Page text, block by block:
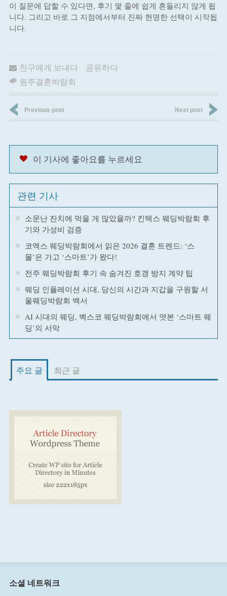
이 질문에 답할 수 있다면, 후기 몇 줄에 쉽게 흔들리지 않게 됩
니다. 그리고 바로 그 지점에서부터 진짜 현명한 선택이 시작됩
니다.
친구에게 보내다
공유하다
원주결혼박람회
Previous post Next post
이 기사에 좋아요를 누르세요
관련 기사
소문난 잔치에 먹을 게 많았을까? 킨텍스 웨딩박람회 후
기와 가성비 검증
코엑스 웨딩박람회에서 읽은 2026 결혼 트렌드: ‘스
몰’은 가고 ‘스마트’가 왔다!
전주 웨딩박람회 후기 속 숨겨진 호갱 방지 계약 팁
웨딩 인플레이션 시대, 당신의 시간과 지갑을 구원할 서
울웨딩박람회 백서
AI 시대의 웨딩, 벡스코 웨딩박람회에서 엿본 ‘스마트 웨
딩’의 서막
주요 글 최근 글
소셜 네트워크